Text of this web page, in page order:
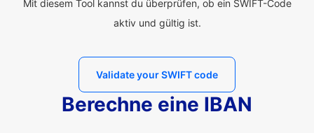
Mit diesem Tool kannst du überprüfen, ob ein SWIFT-Code
aktiv und gültig ist.
Validate your SWIFT code
Berechne eine IBAN